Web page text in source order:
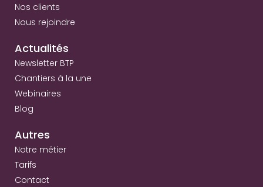
Nos clients
Nous rejoindre
Actualités
Newsletter BTP
Chantiers à la une
Webinaires
Blog
Autres
Notre métier
Tarifs
Contact